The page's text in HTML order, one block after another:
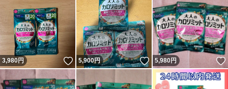
3,980円 いいね！
5,900円 いいね！
5,980円